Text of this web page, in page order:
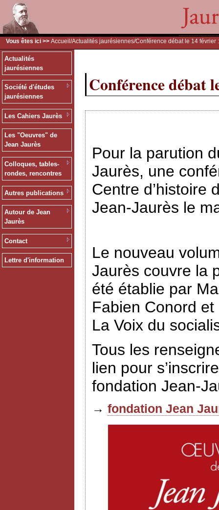
Vous êtes ici >> Accueil /Actualités jaurésiennes/Conférence débat le 14 février
Actualités
jaurésiennes
Société d'études
jaurésiennes
Les Cahiers Jaurès
Les "Oeuvres" de
Jean Jaurès
Colloques, tables-
rondes, rencontres
Autres publications
Autour de Jean
Jaurès
Contact
Lettre d'information
Conférence débat
Pour la parution
Jaurès, une
Centre d’histoire
Jean-Jaurès le
Le nouveau
Jaurès couvre la
été établie par
Fabien Conord
La Voix du
Tous les
lien pour
fondation Jean-
→ fondation Jean